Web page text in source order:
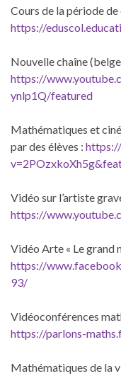
Cours de la période
https://
Nouvelle chaîne
https://
ynlp1Q/featured
Mathématiques et
par des élèves :
Vidéo sur l’artiste
https://
Vidéo Arte « Le grand
https://
93/
Vidéoconférences
https://parlons-
Mathématiques de la